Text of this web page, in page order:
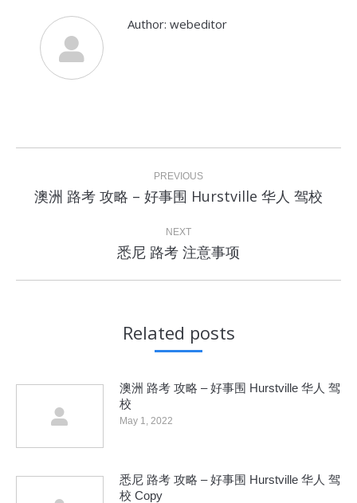
Author: webeditor
navigation
PREVIOUS
Previous
post:
澳洲 路考 攻略 – 好事围 Hurstville 华人 驾校
NEXT
Next
post:
悉尼 路考 注意事项
Related posts
澳洲 路考 攻略 – 好事围 Hurstville 华人 驾
校
May 1, 2022
悉尼 路考 攻略 – 好事围 Hurstville 华人 驾
校 Copy